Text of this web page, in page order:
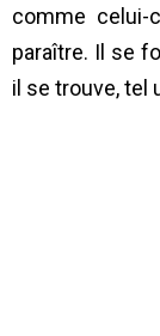
comme celui-
paraître. Il se
il se trouve, tel